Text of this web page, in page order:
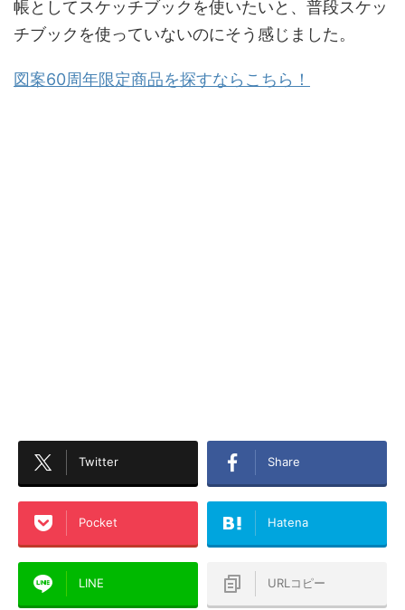
帳としてスケッチブックを使いたいと、普段スケッ
チブックを使っていないのにそう感じました。
図案60周年限定商品を探すならこちら！
Twitter Share
Pocket Hatena
LINE URLコピー